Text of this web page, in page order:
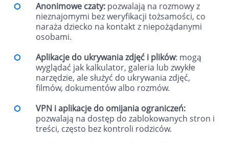
Anonimowe czaty: pozwalają na rozmowy z
nieznajomymi bez weryfikacji tożsamości, co
naraża dziecko na kontakt z niepożądanymi
osobami.
Aplikacje do ukrywania zdjęć i plików: mogą
wyglądać jak kalkulator, galeria lub zwykłe
narzędzie, ale służyć do ukrywania zdjęć,
filmów, dokumentów albo rozmów.
VPN i aplikacje do omijania ograniczeń:
pozwalają na dostęp do zablokowanych stron i
treści, często bez kontroli rodziców.